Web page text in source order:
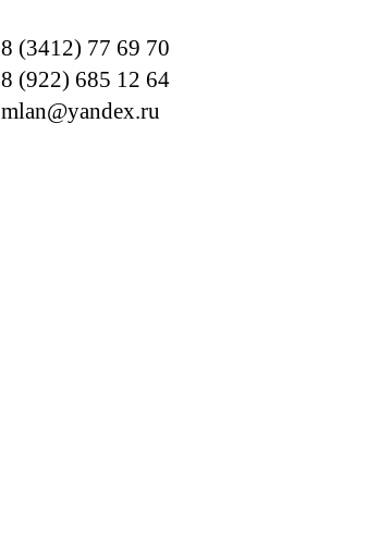
8 (3412) 77 69 70
8 (922) 685 12 64
mlan@yandex.ru